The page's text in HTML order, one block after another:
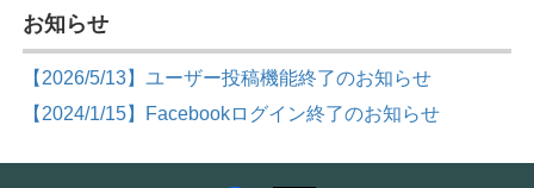
お知らせ
【2026/5/13】ユーザー投稿機能終了のお知らせ
【2024/1/15】Facebookログイン終了のお知らせ